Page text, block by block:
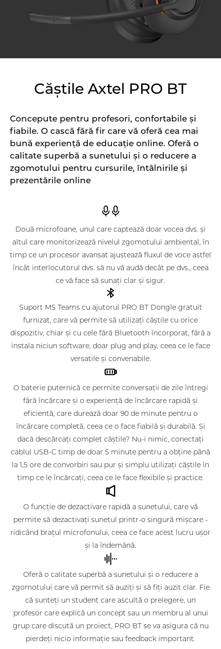
Căștile Axtel PRO BT
Concepute pentru profesori, confortabile și
fiabile. O cască fără fir care vă oferă cea mai
bună experiență de educație online. Oferă o
calitate superbă a sunetului și o reducere a
zgomotului pentru cursurile, întâlnirile și
prezentările online
Două microfoane, unul care captează doar vocea dvs. și
altul care monitorizează nivelul zgomotului ambiental, în
timp ce un procesor avansat ajustează fluxul de voce astfel
încât interlocutorul dvs. să nu vă audă decât pe dvs., ceea
ce vă face să sunați clar și sigur.
Suport MS Teams cu ajutorul PRO BT Dongle gratuit
furnizat, care vă permite să utilizați căștile cu orice
dispozitiv, chiar și cu cele fără Bluetooth încorporat, fără a
instala niciun software, doar plug and play, ceea ce le face
versatile și convenabile.
O baterie puternică ce permite conversații de zile întregi
fără încărcare și o experiență de încărcare rapidă și
eficientă, care durează doar 90 de minute pentru o
încărcare completă, ceea ce o face fiabilă și durabilă. Și
dacă descărcați complet căștile? Nu-i nimic, conectați
cablul USB-C timp de doar 5 minute pentru a obține până
la 1,5 ore de convorbiri sau pur și simplu utilizați căștile în
timp ce le încărcați, ceea ce le face flexibile și practice.
O funcție de dezactivare rapidă a sunetului, care vă
permite să dezactivați sunetul printr-o singură mișcare -
ridicând brațul microfonului, ceea ce face acest lucru ușor
și la îndemână.
Oferă o calitate superbă a sunetului și o reducere a
zgomotului care vă permit să auziți și să fiți auzit clar. Fie
că sunteți un student care ascultă o prelegere, un
profesor care explică un concept sau un membru al unui
grup care discută un proiect, PRO BT se va asigura că nu
pierdeți nicio informație sau feedback important.